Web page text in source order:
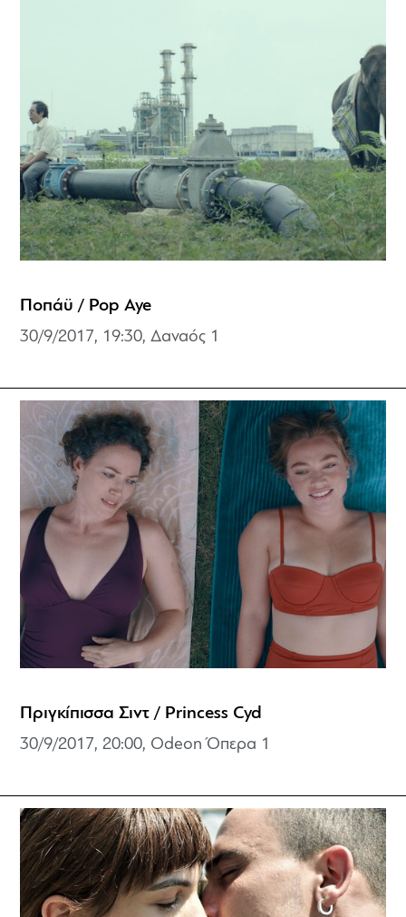
Ποπάϋ / Pop Aye
30/9/2017, 19:30, Δαναός 1
Πριγκίπισσα Σιντ / Princess Cyd
30/9/2017, 20:00, Odeon Όπερα 1